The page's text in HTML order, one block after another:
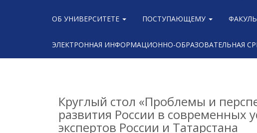
ОБ УНИВЕРСИТЕТЕ ПОСТУПАЮЩЕМУ
ЭЛЕКТРОННАЯ ИНФОРМАЦИОННО-ОБРАЗОВАТЕЛЬНАЯ
Круглый стол «Проблемы и
развития России в современных
экспертов России и Татарстана